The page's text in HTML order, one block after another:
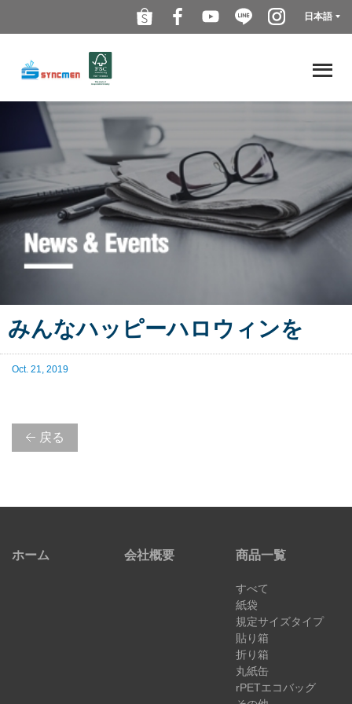
日本語
みんなハッピーハロウィンを
Oct. 21, 2019
戻る
ホーム 会社概要 商品一覧
すべて
紙袋
規定サイズタイプ
貼り箱
折り箱
丸紙缶
rPETエコバッグ